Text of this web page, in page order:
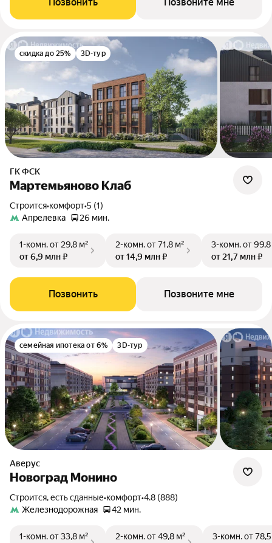
скидка до 25% 3D-тур
ГК ФСК
Мартемьяново Клаб
Строится•комфорт•5 (1)
Апрелевка
26 мин.
1-комн.от 29,8 м²
от 6,9 млн ₽
2-комн.от 71,8 м²
от 14,9 млн ₽
3-комн.от
от 21,7 млн ₽
Позвонить Позвоните мне
семейная ипотека от 6% 3D-тур
Аверус
Новоград Монино
Строится, есть сданные•комфорт•4.8 (888)
Железнодорожная
42 мин.
1-комн.от 33,8 м²
2-комн.от 49,8 м²
3-комн.от